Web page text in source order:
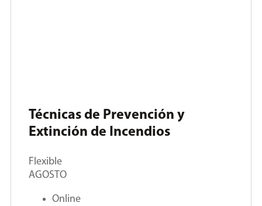
Técnicas de Prevención y
Extinción de Incendios
Flexible
AGOSTO
Online